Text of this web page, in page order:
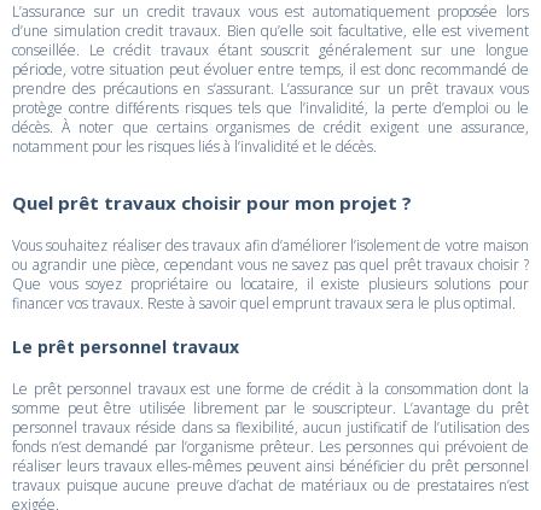
L’assurance sur un credit travaux vous est automatiquement proposée lors
d’une simulation credit travaux. Bien qu’elle soit facultative, elle est vivement
conseillée. Le crédit travaux étant souscrit généralement sur une longue
période, votre situation peut évoluer entre temps, il est donc recommandé de
prendre des précautions en s’assurant. L’assurance sur un prêt travaux vous
protège contre différents risques tels que l’invalidité, la perte d’emploi ou le
décès. À noter que certains organismes de crédit exigent une assurance,
notamment pour les risques liés à l’invalidité et le décès.
Quel prêt travaux choisir pour mon projet ?
Vous souhaitez réaliser des travaux afin d’améliorer l’isolement de votre maison
ou agrandir une pièce, cependant vous ne savez pas quel prêt travaux choisir ?
Que vous soyez propriétaire ou locataire, il existe plusieurs solutions pour
financer vos travaux. Reste à savoir quel emprunt travaux sera le plus optimal.
Le prêt personnel travaux
Le prêt personnel travaux est une forme de crédit à la consommation dont la
somme peut être utilisée librement par le souscripteur. L’avantage du prêt
personnel travaux réside dans sa flexibilité, aucun justificatif de l’utilisation des
fonds n’est demandé par l’organisme prêteur. Les personnes qui prévoient de
réaliser leurs travaux elles-mêmes peuvent ainsi bénéficier du prêt personnel
travaux puisque aucune preuve d’achat de matériaux ou de prestataires n’est
exigée.